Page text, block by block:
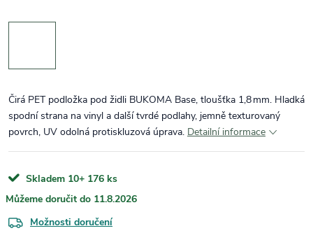
Čirá PET podložka pod židli BUKOMA Base, tloušťka 1,8 mm. Hladká
spodní strana na vinyl a další tvrdé podlahy, jemně texturovaný
povrch, UV odolná protiskluzová úprava. Detailní informace
Skladem 10+ 176 ks
11.8.2026
Možnosti doručení